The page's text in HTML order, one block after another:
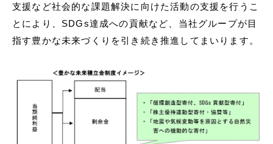
⽀援など社会的な課題解決に向けた活動の⽀援を⾏うこ
とにより、SDGs達成への貢献など、当社グループが⽬
指す豊かな未来づくりを引き続き推進してまいります。